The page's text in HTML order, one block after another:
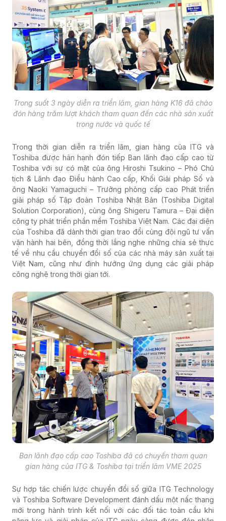
Trong suốt 3 ngày diễn ra triển lãm, gian hàng K16 đã chào
đón hàng trăm lượt khách tham quan đến các nhà sản xuất
trong nước và quốc tế
Trong thời gian diễn ra triển lãm, gian hàng của ITG và
Toshiba được hân hạnh đón tiếp Ban lãnh đạo cấp cao từ
Toshiba với sự có mặt của ông Hiroshi Tsukino – Phó Chủ
tịch & Lãnh đạo Điều hành Cao cấp, Khối Giải pháp Số và
ông Naoki Yamaguchi – Trưởng phòng cấp cao Phát triển
giải pháp số Tập đoàn Toshiba Nhật Bản (Toshiba Digital
Solution Corporation)
, cùng ông Shigeru Tamura – Đại diện
công ty phát triển phần mềm Toshiba Việt Nam. Các đại diện
của Toshiba đã dành thời gian trao đổi cùng đội ngũ tư vấn
vận hành hai bên, đồng thời lắng nghe những chia sẻ thực
tế về nhu cầu chuyển đổi số của các nhà máy sản xuất tại
Việt Nam, cũng như định hướng ứng dụng các giải pháp
công nghệ trong thời gian tới.
Ban lãnh đạo cấp cao Toshiba đã có chuyến tham quan
gian hàng của ITG & Toshiba tại triển lãm VME 2025
Sự hợp tác chiến lược chuyển đổi số giữa ITG Technology
và Toshiba Software Development đánh dấu một nấc thang
mới trong hành trình kết nối với các đối tác toàn cầu khi